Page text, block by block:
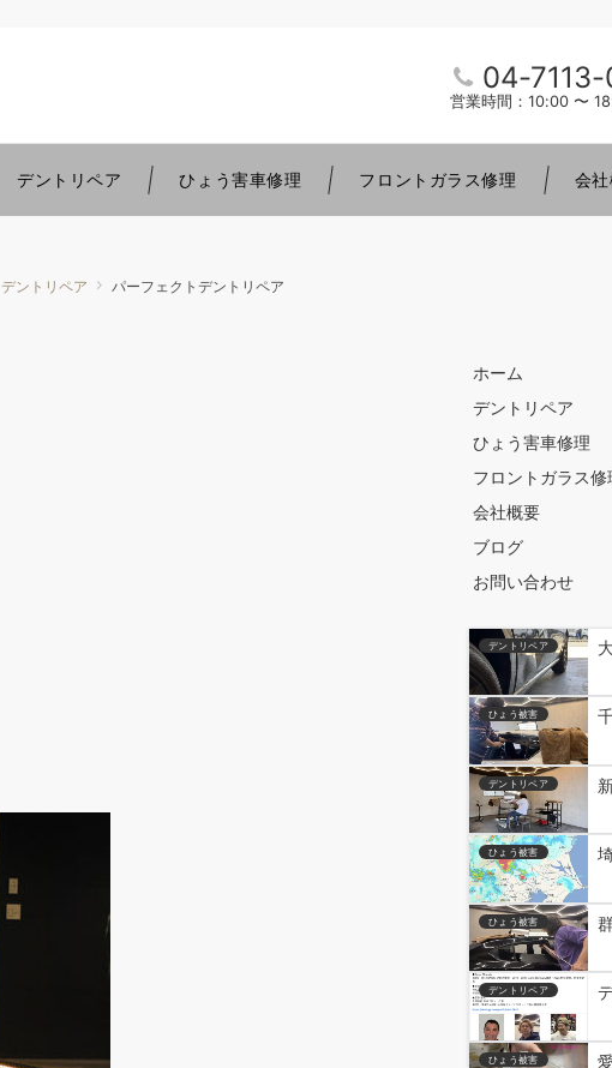
04-
営業時間：10:00 〜
デントリペア ひょう害車修理 フロントガラス修理 会
デントリペア パーフェクトデントリペア
ホーム
デントリペア
ひょう害車修理
フロントガラス修
会社概要
ブログ
お問い合わせ
デントリペア
ひょう被害
デントリペア
ひょう被害
ひょう被害
デントリペア
ひょう被害